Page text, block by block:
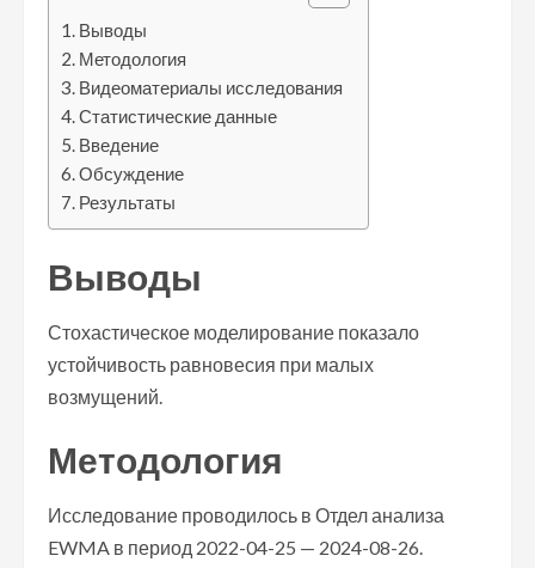
Выводы
Методология
Видеоматериалы исследования
Статистические данные
Введение
Обсуждение
Результаты
Выводы
Стохастическое моделирование показало
устойчивость равновесия при малых
возмущений.
Методология
Исследование проводилось в Отдел анализа
EWMA в период 2022-04-25 — 2024-08-26.